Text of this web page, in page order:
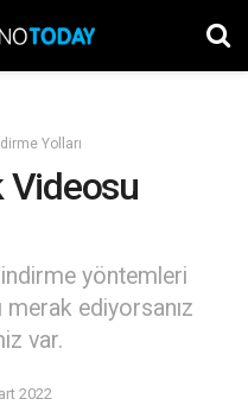
Yolları
Videosu
yöntemleri
merak ediyorsanız
var.
2022